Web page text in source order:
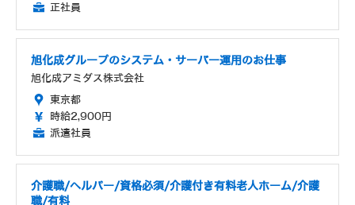
正社員
旭化成グループのシステム・サーバー運用のお仕事
旭化成アミダス株式会社
東京都
時給2,900円
派遣社員
介護職/ヘルパー/資格必須/介護付き有料老人ホーム/介護
職/有料